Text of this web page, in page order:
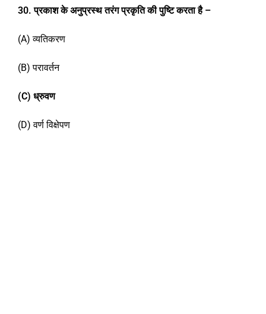
30. प्रकाश के अनुप्रस्थ तरंग प्रकृति की पुष्टि करता है –
(A) व्यतिकरण
(B) परावर्तन
(C) ध्रुवण
(D) वर्ण विक्षेपण